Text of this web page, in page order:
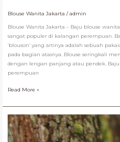
Blouse Wanita Jakarta /admin
Blouse Wanita Jakarta – Baju blouse
sangat populer di kalangan perempuan.
‘blouson’ yang artinya adalah sebuah
pada bagian atasnya. Blouse seringkali
dengan lengan panjang atau pendek.
perempuan
Read More »
Blouse
Wanita
Bandung